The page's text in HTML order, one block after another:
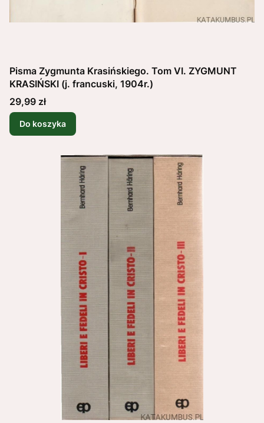
Pisma Zygmunta Krasińskiego. Tom VI. ZYGMUNT
KRASIŃSKI (j. francuski, 1904r.)
Cena
29,99 zł
Do koszyka